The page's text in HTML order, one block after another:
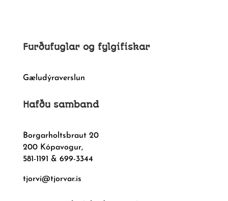
Furðufuglar og fylgifiskar
Gæludýraverslun
Hafðu samband
Borgarholtsbraut 20
200 Kópavogur,
581-1191 & 699-3344
tjorvi@tjorvar.is